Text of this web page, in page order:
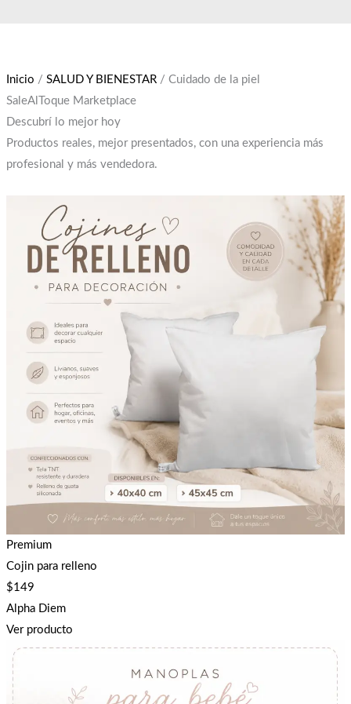
Inicio / SALUD Y BIENESTAR/ Cuidado de la piel
SaleAlToque Marketplace
Descubrí lo mejor hoy
Productos reales, mejor presentados, con una experiencia más
profesional y más vendedora.
Premium
Cojin para relleno
$149
Alpha Diem
Ver producto
era:
$12,000.
es:
$10,000.